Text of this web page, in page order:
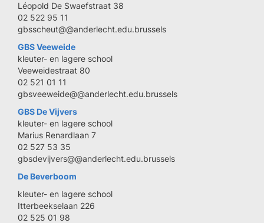
Léopold De Swaefstraat 38
02 522 95 11
gbsscheut@@anderlecht.edu.brussels
GBS Veeweide
kleuter- en lagere school
Veeweidestraat 80
02 521 01 11
gbsveeweide@@anderlecht.edu.brussels
GBS De Vijvers
kleuter- en lagere school
Marius Renardlaan 7
02 527 53 35
gbsdevijvers@@anderlecht.edu.brussels
De Beverboom
kleuter- en lagere school
Itterbeekselaan 226
02 525 01 98